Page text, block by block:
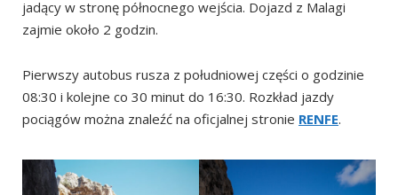
jadący w stronę północnego wejścia. Dojazd z Malagi
zajmie około 2 godzin.
Pierwszy autobus rusza z południowej części o godzinie
08:30 i kolejne co 30 minut do 16:30. Rozkład jazdy
pociągów można znaleźć na oficjalnej stronie RENFE.